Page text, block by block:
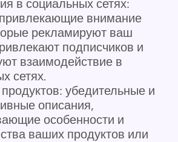
в социальных сетях:
привлекающие внимание
рекламируют ваш
подписчиков и
взаимодействие в
сетях.
убедительные и
описания,
особенности и
ваших продуктов или